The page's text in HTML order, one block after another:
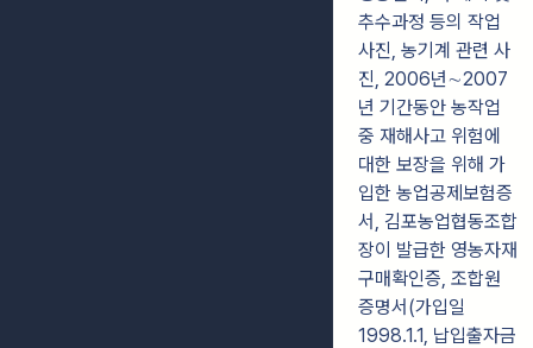
추수과정 등의 작업
사진, 농기계 관련 사
진, 2006년∼2007
년 기간동안 농작업
중 재해사고 위험에
대한 보장을 위해 가
입한 농업공제보험증
서, 김포농업협동조합
장이 발급한 영농자재
구매확인증, 조합원
증명서(가입일
1998.1.1, 납입출자금